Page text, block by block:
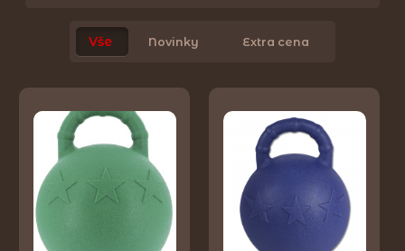
Vše Novinky Extra cena